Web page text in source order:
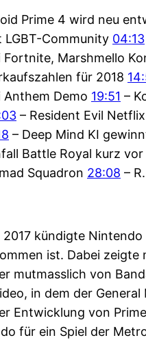
Prime 4 wird neu
LGBT-Community 04:13
Fortnite, Marshmello
für 2018
Anthem Demo 19:51 –
– Resident Evil
– Deep Mind KI
Battle Royal kurz
Squadron 28:08 –
2017 kündigte
ist. Dabei
mutmasslich von
in dem der
Entwicklung von
für ein Spiel der